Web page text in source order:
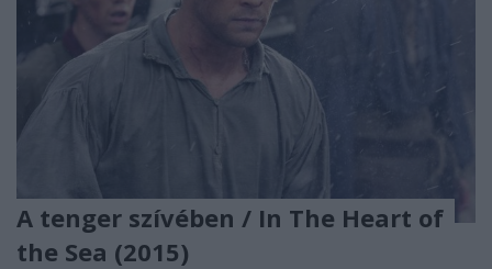
A tenger szívében / In The Heart of
the Sea (2015)